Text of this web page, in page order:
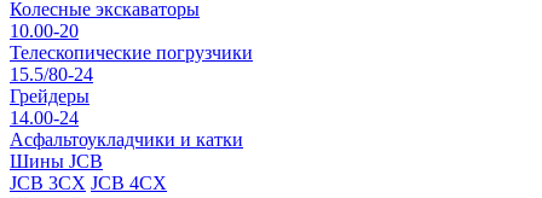
Колесные экскаваторы
10.00-20
Телескопические погрузчики
15.5/80-24
Грейдеры
14.00-24
Асфальтоукладчики и катки
Шины JCB
JCB 3CX JCB 4CX